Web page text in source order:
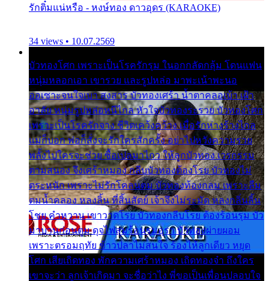
รักติ๋มแน่หรือ - หงษ์ทอง ดาวอุดร (KARAOKE)
34 views • 10.07.2569
บัวทองโศก เพราะเป็นโรครักรุม ในอกกลัดกลุ้ม โดนแฟน
หนุ่มหลอกเอา เขารวย และรูปหล่อ มาพะเน้าพะนอ
ออเซาะจนใจเบา สงสาร บัวทองเศร้า น้ำตาคลอเบ้า เฝ้า
อาลัย หนุ่มรูปหล่อหนีไกล หัวใจบัวทองระรวย บัวทองโศก
เพราะเป็นโรครักจาง ชีวิตเคว้งคว้าง เมื่อรักห่างร้างไกล
แม่ก็บอก พ่อก็สั่งจะรักใครสักครั้ง อย่าไปหวังความรวย
พลั้งไปใครจะช่วย ซื้อเปลมาไกว ให้ลูกบัวทอง เวรกรรม
ตามสนอง จึงเศร้าหมอง กลีบบัวทองต้องโรย บัวทองไม่
ตระหนัก เพราะไม่รักโคลนตม บัวทองท้องกลม เพราะลืม
ตมน้ำคลอง หลงลิ้น ที่สิ้นสัตย์ เจ้าจึงไม่ระมัด หลงกลิ่นลิ้น
โชย คำหวาน เขาวาดโรย บัวทองกลีบโรย ต้องร้อนรุม บัว
มาบานก่อนตูม ดุจไฟสุมร้อนรุมอุรา บัวทองผ่ายผอม
เพราะตรอมฤทัย ข้าวปลาไม่สนใจ ร้องไห้ลูกเดียว หยุด
โศก เสียเถิดทอง พักความเศร้าหมอง เถิดทองจ๋า ถึงใคร
เขาจะว่า ลูกเจ้าเกิดมา จะชื่อว่าไง พี่ขอเป็นเพื่อนปลอบใจ